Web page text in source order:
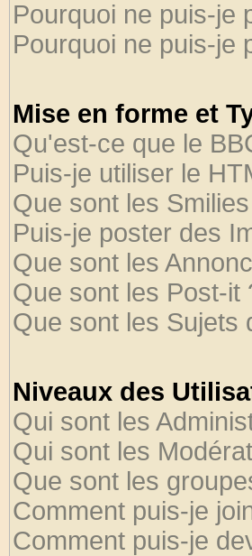
Pourquoi ne puis-je
Pourquoi ne puis-je
Mise en forme et
Qu'est-ce que le
Puis-je utiliser le
Que sont les
Puis-je poster des
Que sont les
Que sont les Post-it
Que sont les Sujets
Niveaux des
Qui sont les
Qui sont les
Que sont les
Comment puis-je
Comment puis-je